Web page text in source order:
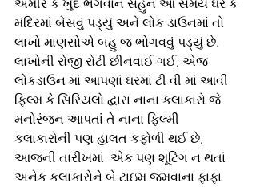
અમીર કે ખુદ ભગવાન સહુને આ સમયે ઘર કે
મંદિરમાં બેસવું પડ્યું અને લોક ડાઉનમાં તો
લાખો માણસોએ બહુ જ ભોગવવું પડ્યું છે.
લાખોની રોજી રોટી છીનવાઈ ગઈ, એજ
લોકડાઉન માં આપણાં ઘરમાં ટી વી માં આવી
ફિલ્મ કે સિરિયલો દ્વારા નાના કલાકારો જે
મનોરંજન આપતાં તે નાના ફિલ્મી
કલાકારોની પણ હાલત કફોળી થઈ છે,
આજની તારીખમાં  એક પણ શૂટિંગ ન થતાં
અનેક કલાકારોને બે ટાઇમ જમવાના ફાફા